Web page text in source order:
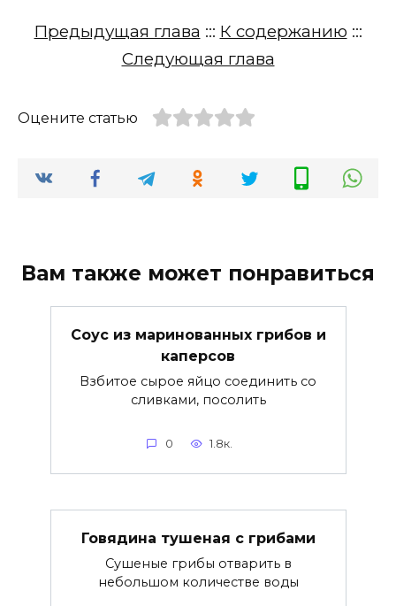
Предыдущая глава ::: К содержанию :::
Следующая глава
Оцените статью
Вам также может понравиться
Соус из маринованных грибов и
каперсов
Взбитое сырое яйцо соединить со
сливками, посолить
0 1.8к.
Говядина тушеная с грибами
Сушеные грибы отварить в
небольшом количестве воды